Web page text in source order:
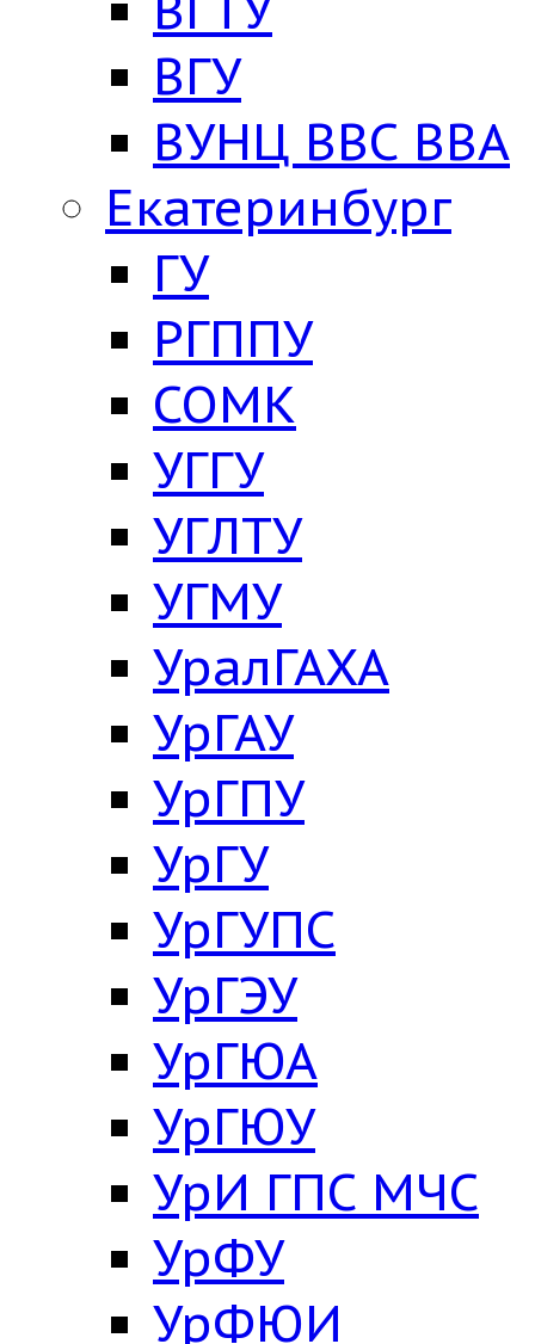
ВГУ
ВУНЦ ВВС ВВА
Екатеринбург
ГУ
РГППУ
СОМК
УГГУ
УГЛТУ
УГМУ
УралГАХА
УрГАУ
УрГПУ
УрГУ
УрГУПС
УрГЭУ
УрГЮА
УрГЮУ
УрИ ГПС МЧС
УрФУ
УрФЮИ